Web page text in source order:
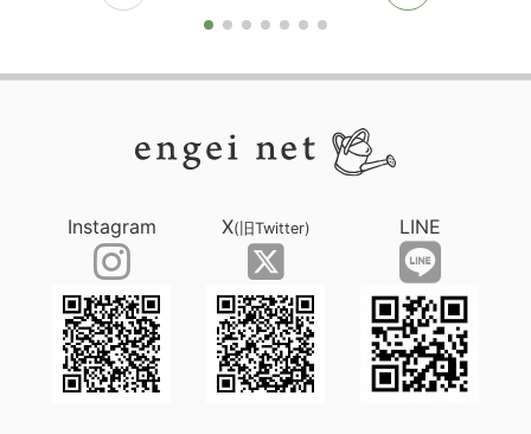
Instagram X(旧Twitter) LINE